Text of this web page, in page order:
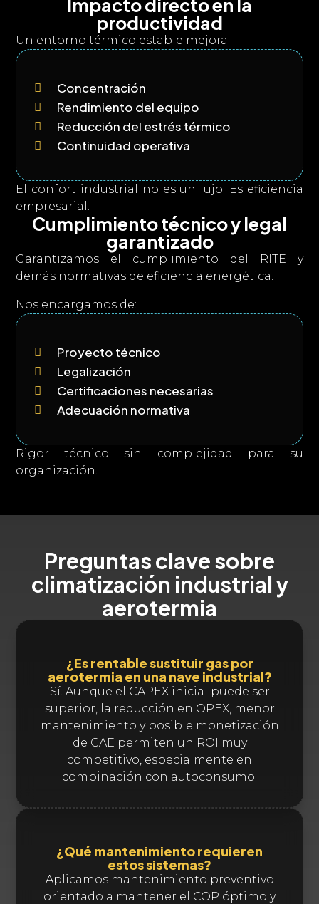
Impacto directo en la
productividad
Un entorno térmico estable mejora:
 Concentración
 Rendimiento del equipo
 Reducción del estrés térmico
 Continuidad operativa
El confort industrial no es un lujo. Es eficiencia
empresarial.
Cumplimiento técnico y legal
garantizado
Garantizamos el cumplimiento del RITE y
demás normativas de eficiencia energética.
Nos encargamos de:
 Proyecto técnico
 Legalización
 Certificaciones necesarias
 Adecuación normativa
Rigor técnico sin complejidad para su
organización.
Preguntas clave sobre
climatización industrial y
aerotermia
¿Es rentable sustituir gas por
aerotermia en una nave industrial?
Sí. Aunque el CAPEX inicial puede ser
superior, la reducción en OPEX, menor
mantenimiento y posible monetización
de CAE permiten un ROI muy
competitivo, especialmente en
combinación con autoconsumo.
¿Qué mantenimiento requieren
estos sistemas?
Aplicamos mantenimiento preventivo
orientado a mantener el COP óptimo y